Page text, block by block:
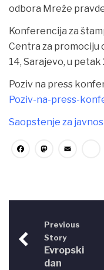
odbora Mreže
Konferencija za
Centra za promociju
14, Sarajevo, u petak
Poziv na press
Poziv-na-press-
Saopstenje za
Previous
Story
Evropski
dan